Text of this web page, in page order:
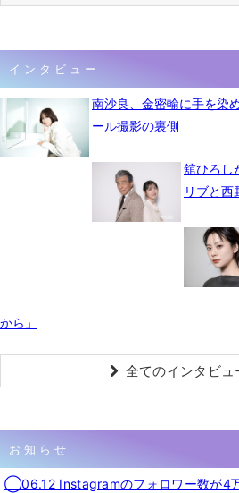
インタビュー
南沙良、金密輸に手を染
ール撮影の裏側
舘ひろし
リブと西
から」
全てのインタビュ
お知らせ
◯06.12 Instagramのフォロワー数が4万